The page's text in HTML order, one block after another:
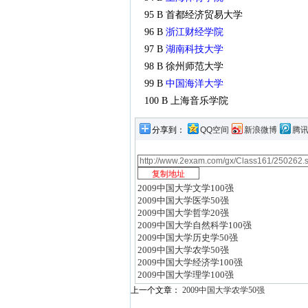
95 B 首都经济贸易大学
96 B 浙江财经学院
97 B 湖南科技大学
98 B 徐州师范大学
99 B 中国海洋大学
100 B 上海音乐学院
分享到： QQ空间 新浪微博 腾
2009中国大学文学100强
2009中国大学医学50强
2009中国大学哲学20强
2009中国大学自然科学100强
2009中国大学历史学50强
2009中国大学农学50强
2009中国大学经济学100强
2009中国大学理学100强
上一个文章： 2009中国大学农学50强